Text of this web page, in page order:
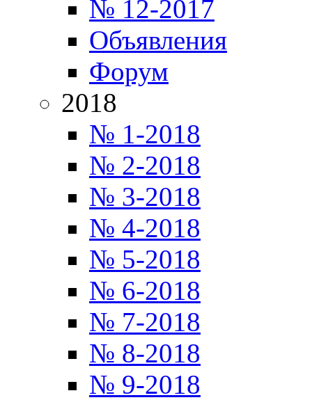
№ 12-2017
Объявления
Форум
2018
№ 1-2018
№ 2-2018
№ 3-2018
№ 4-2018
№ 5-2018
№ 6-2018
№ 7-2018
№ 8-2018
№ 9-2018